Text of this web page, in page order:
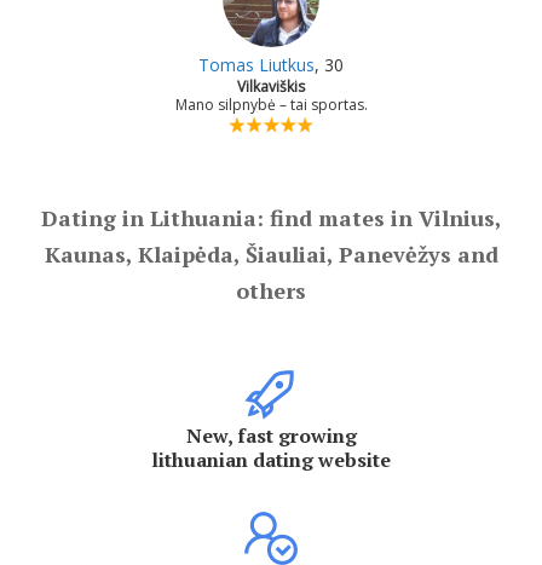
Tomas Liutkus, 30
Vilkaviškis
Mano silpnybė – tai sportas.
Dating in Lithuania: find mates in Vilnius,
Kaunas, Klaipėda, Šiauliai, Panevėžys and
others
New, fast growing
lithuanian dating website